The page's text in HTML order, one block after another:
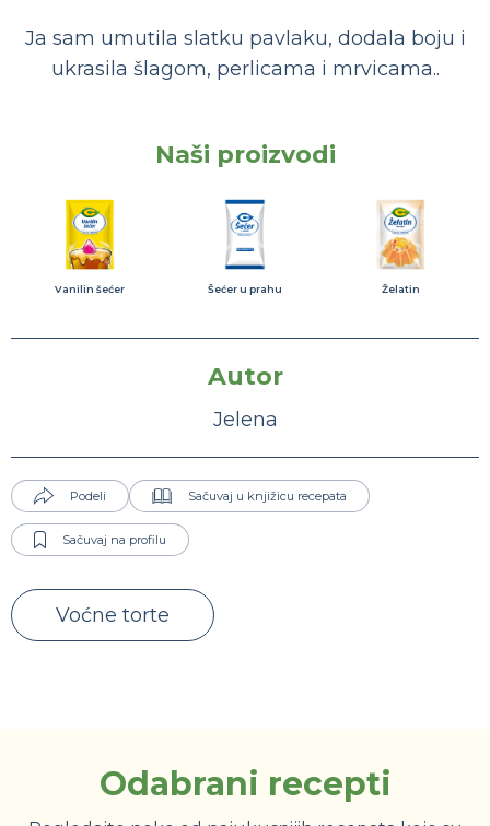
Ja sam umutila slatku pavlaku, dodala boju i
ukrasila šlagom, perlicama i mrvicama..
Naši proizvodi
Vanilin šećer Šećer u prahu Želatin
Autor
Jelena
Podeli Sačuvaj u knjižicu recepata
Sačuvaj na profilu
Voćne torte
Odabrani recepti